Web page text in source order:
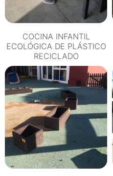
COCINA INFANTIL
ECOLÓGICA DE PLÁSTICO
RECICLADO